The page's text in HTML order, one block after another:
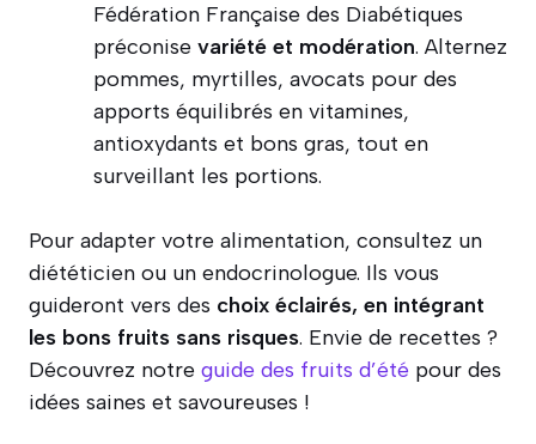
Fédération Française des Diabétiques
préconise variété et modération. Alternez
pommes, myrtilles, avocats pour des
apports équilibrés en vitamines,
antioxydants et bons gras, tout en
surveillant les portions.
Pour adapter votre alimentation, consultez un
diététicien ou un endocrinologue. Ils vous
guideront vers des choix éclairés, en intégrant
les bons fruits sans risques. Envie de recettes ?
Découvrez notre guide des fruits d’été pour des
idées saines et savoureuses !